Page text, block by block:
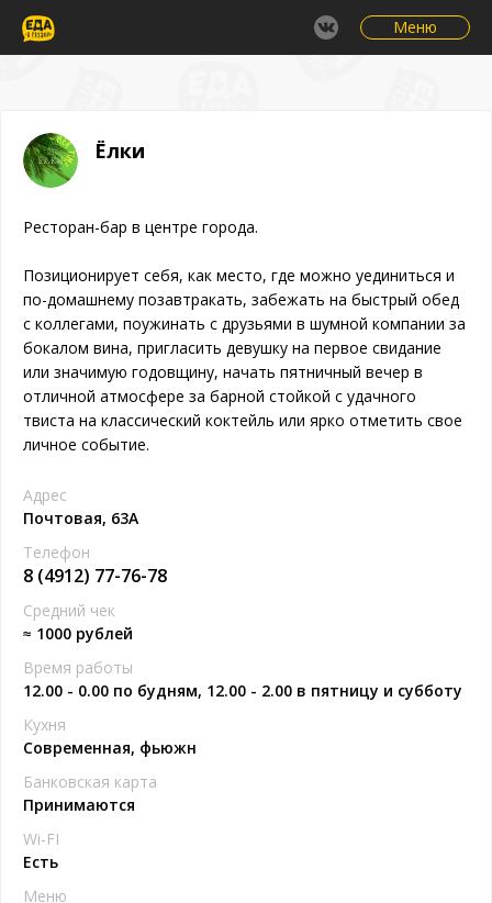
Меню
Ёлки
Ресторан-бар в центре города.
Позиционирует себя, как место, где можно уединиться и
по-домашнему позавтракать, забежать на быстрый обед
с коллегами, поужинать с друзьями в шумной компании за
бокалом вина, пригласить девушку на первое свидание
или значимую годовщину, начать пятничный вечер в
отличной атмосфере за барной стойкой с удачного
твиста на классический коктейль или ярко отметить свое
личное событие.
Адрес
Почтовая, 63А
Телефон
8 (4912) 77-76-78
Средний чек
≈ 1000 рублей
Время работы
12.00 - 0.00 по будням, 12.00 - 2.00 в пятницу и субботу
Кухня
Современная, фьюжн
Банковская карта
Принимаются
Wi-FI
Есть
Меню